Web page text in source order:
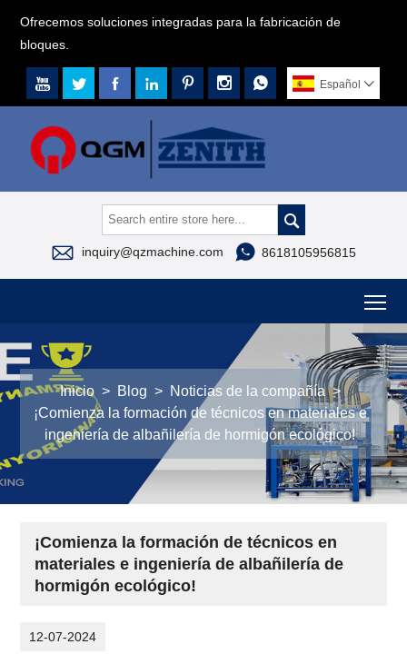
Ofrecemos soluciones integradas para la fabricación de
bloques.
       Español 

 inquiry@qzmachine.com  8618105956815
Inicio > Blog > Noticias de la compañía >
¡Comienza la formación de técnicos en materiales e
ingeniería de albañilería de hormigón ecológico!
¡Comienza la formación de técnicos en
materiales e ingeniería de albañilería de
hormigón ecológico!
12-07-2024